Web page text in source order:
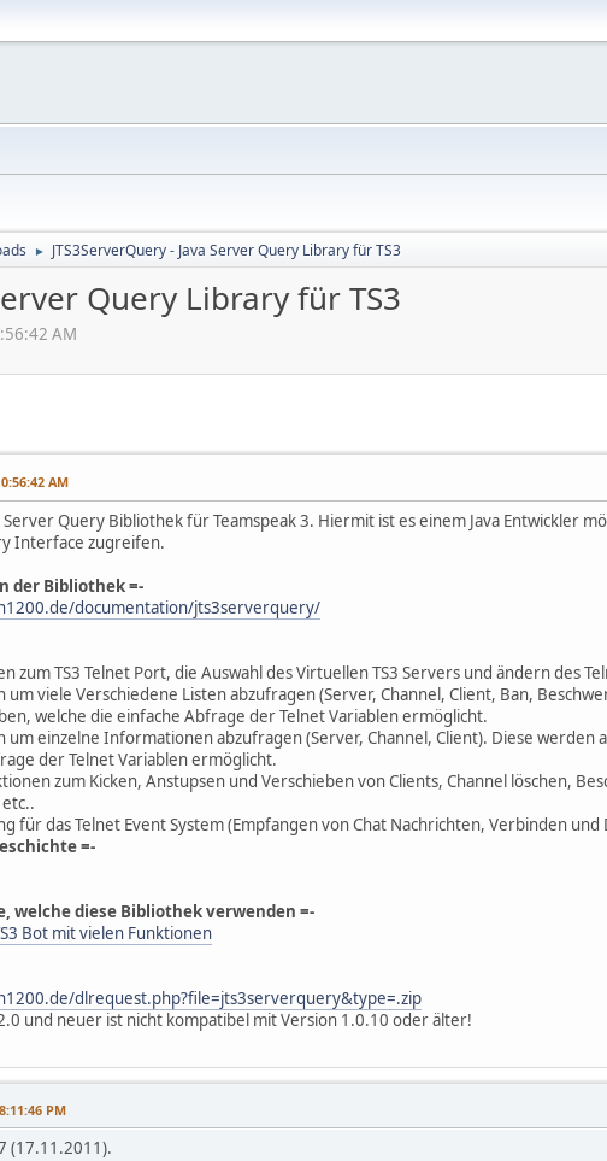
► JTS3ServerQuery - Java Server Query Library für TS3
Query Library für TS3
AM
AM
Server Query Bibliothek für Teamspeak 3. Hiermit ist es einem Java Entwickler
Interface zugreifen.
der Bibliothek =-
documentation/jts3serverquery/
zum TS3 Telnet Port, die Auswahl des Virtuellen TS3 Servers und ändern des
um viele Verschiedene Listen abzufragen (Server, Channel, Client, Ban,
welche die einfache Abfrage der Telnet Variablen ermöglicht.
um einzelne Informationen abzufragen (Server, Channel, Client). Diese werden
der Telnet Variablen ermöglicht.
zum Kicken, Anstupsen und Verschieben von Clients, Channel löschen,
für das Telnet Event System (Empfangen von Chat Nachrichten, Verbinden und
=-
welche diese Bibliothek verwenden =-
Bot mit vielen Funktionen
dlrequest.php?file=jts3serverquery&type=.zip
und neuer ist nicht kompatibel mit Version 1.0.10 oder älter!
PM
(17.11.2011).